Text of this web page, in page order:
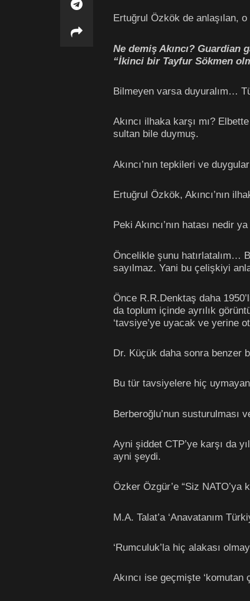
Ertuğrul Özkök de anlaşılan, o
Ne demiş Akıncı? Guardian
“İkinci bir Tayfur Sökmen
Bilmeyen varsa duyuralım…
Akıncı ilhaka karşı mı?
sultan bile duymuş.
Akıncı’nın tepkileri ve
Ertuğrul Özkök, Akıncı’nın
Peki Akıncı’nın hatası nedir
Öncelikle şunu hatırlatalım…
sayılmaz. Yani bu çelişkiyi
Önce R.R.Denktaş daha
da toplum içinde ayrılık
‘tavsiye’ye uyacak ve yerine
Dr. Küçük daha sonra benzer
Bu tür tavsiyelere hiç
Berberoğlu’nun susturulması
Ayni şiddet CTP’ye karşı da
ayni şeydi.
Özker Özgür’e “Siz NATO’ya
M.A. Talat’a ‘Anavatanım
‘Rumculuk’la hiç alakası
Akıncı ise geçmişte